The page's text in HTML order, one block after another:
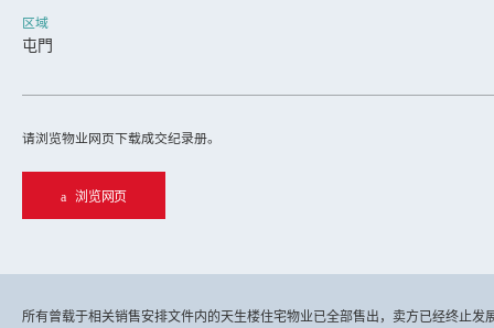
区域
屯門
请浏览物业网页下载成交纪录册。
浏览网页
所有曾载于相关销售安排文件内的天生楼住宅物业已全部售出，卖方已经终止